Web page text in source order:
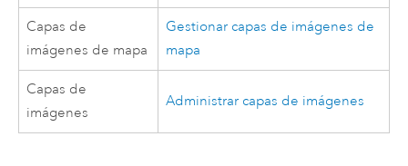
Capas de
imágenes de mapa
Gestionar capas de imágenes de
mapa
Capas de
imágenes
Administrar capas de imágenes